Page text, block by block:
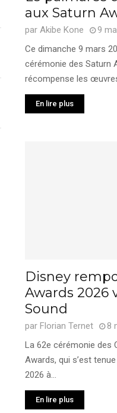
aux Saturn
par Akibe Kone
9
Ce dimanche 9 mars
cérémonie des Saturn
récompense les
En lire plus
Disney
Awards 2026
Sound
par Florian Ternet
8
La 62e cérémonie des
Awards, qui s’est
2026 à...
En lire plus